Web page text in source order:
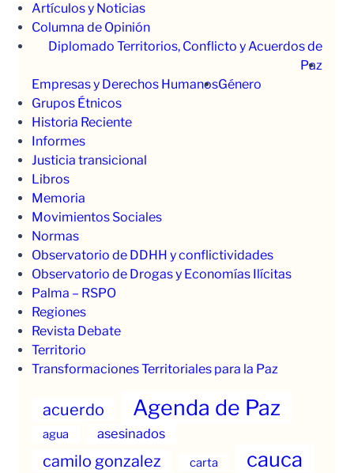
Artículos y Noticias
Columna de Opinión
Diplomado Territorios, Conflicto y Acuerdos de
Paz
Empresas y Derechos HumanosGénero
Grupos Étnicos
Historia Reciente
Informes
Justicia transicional
Libros
Memoria
Movimientos Sociales
Normas
Observatorio de DDHH y conflictividades
Observatorio de Drogas y Economías Ilícitas
Palma – RSPO
Regiones
Revista Debate
Territorio
Transformaciones Territoriales para la Paz
acuerdo Agenda de Paz
agua asesinados
camilo gonzalez carta cauca